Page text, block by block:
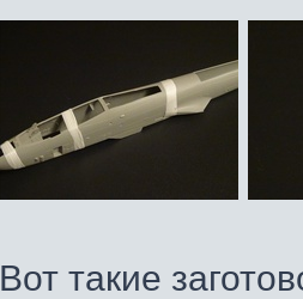
Вот такие